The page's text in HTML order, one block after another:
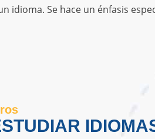
idioma. Se hace un énfasis